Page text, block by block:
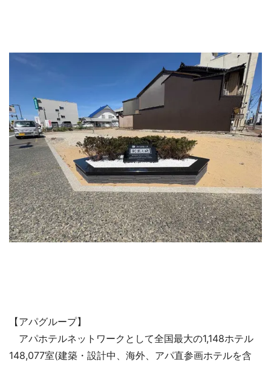
【アパグループ】
アパホテルネットワークとして全国最大の1,148ホテル
148,077室(建築・設計中、海外、アパ直参画ホテルを含